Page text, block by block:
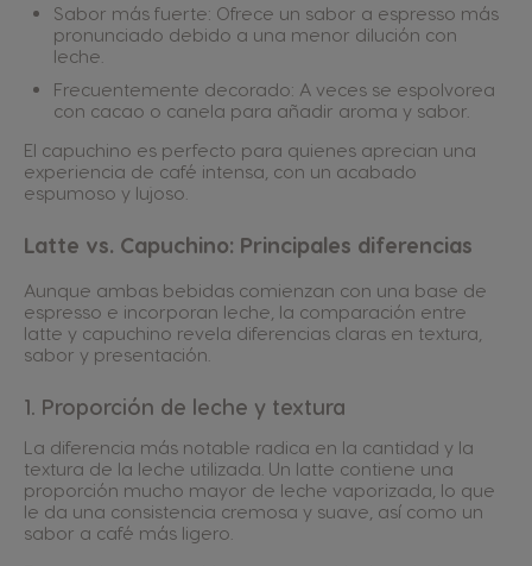
Sabor más fuerte: Ofrece un sabor a espresso más
pronunciado debido a una menor dilución con
leche.
Frecuentemente decorado: A veces se espolvorea
con cacao o canela para añadir aroma y sabor.
El capuchino es perfecto para quienes aprecian una
experiencia de café intensa, con un acabado
espumoso y lujoso.
Latte vs. Capuchino: Principales diferencias
Aunque ambas bebidas comienzan con una base de
espresso e incorporan leche, la comparación entre
latte y capuchino revela diferencias claras en textura,
sabor y presentación.
1. Proporción de leche y textura
La diferencia más notable radica en la cantidad y la
textura de la leche utilizada. Un latte contiene una
proporción mucho mayor de leche vaporizada, lo que
le da una consistencia cremosa y suave, así como un
sabor a café más ligero.